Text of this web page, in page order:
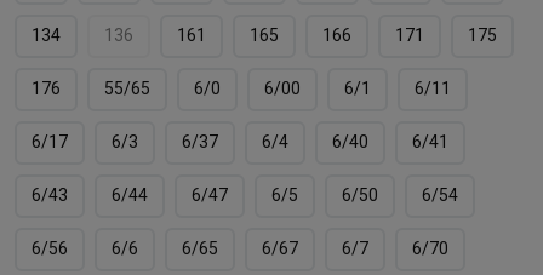
134 136 161 165 166 171 175
176 55/65 6/0 6/00 6/1 6/11
6/17 6/3 6/37 6/4 6/40 6/41
6/43 6/44 6/47 6/5 6/50 6/54
6/56 6/6 6/65 6/67 6/7 6/70